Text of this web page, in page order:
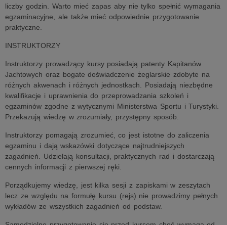
liczby godzin. Warto mieć zapas aby nie tylko spełnić wymagania
egzaminacyjne, ale także mieć odpowiednie przygotowanie
praktyczne.
INSTRUKTORZY
Instruktorzy prowadzący kursy posiadają patenty Kapitanów
Jachtowych oraz bogate doświadczenie żeglarskie zdobyte na
różnych akwenach i różnych jednostkach. Posiadają niezbędne
kwalifikacje i uprawnienia do przeprowadzania szkoleń i
egzaminów zgodne z wytycznymi Ministerstwa Sportu i Turystyki.
Przekazują wiedzę w zrozumiały, przystępny sposób.
Instruktorzy pomagają zrozumieć, co jest istotne do zaliczenia
egzaminu i dają wskazówki dotyczące najtrudniejszych
zagadnień. Udzielają konsultacji, praktycznych rad i dostarczają
cennych informacji z pierwszej ręki.
Porządkujemy wiedzę, jest kilka sesji z zapiskami w zeszytach
lecz ze względu na formułę kursu (rejs) nie prowadzimy pełnych
wykładów ze wszystkich zagadnień od podstaw.